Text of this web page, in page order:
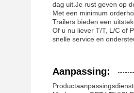
dag uit.Je rust geven op
Met een minimum
Trailers bieden een
Of u nu liever T/T, L/C of
snelle service en
Aanpassing: